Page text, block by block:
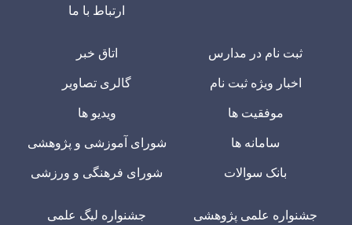
ارتباط با ما
ثبت نام در مدارس
اخبار ویژه ثبت نام
موفقیت ها
سامانه ها
بانک سوالات
اتاق خبر
گالری تصاویر
ویدیو ها
شورای آموزشی و پژوهشی
شورای فرهنگی و ورزشی
جشنواره علمی پژوهشی جشنواره لیگ علمی